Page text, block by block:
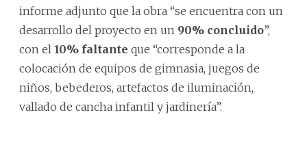
informe adjunto que la obra “se encuentra con un
desarrollo del proyecto en un 90% concluido”,
con el 10% faltante que “corresponde a la
colocación de equipos de gimnasia, juegos de
niños, bebederos, artefactos de iluminación,
vallado de cancha infantil y jardinería”.